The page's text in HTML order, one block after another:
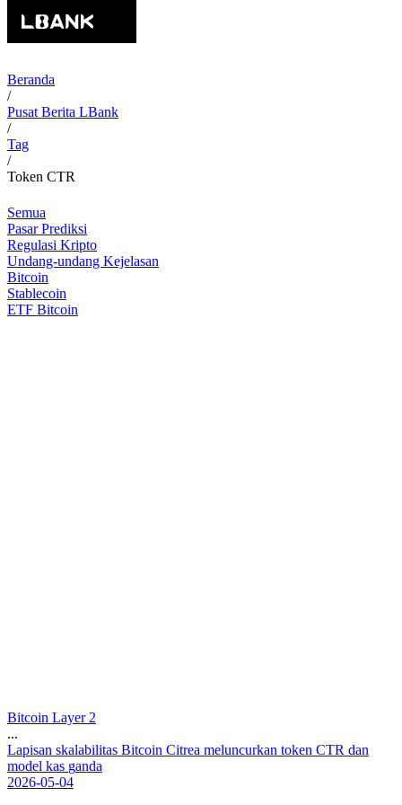
Beranda
/
Pusat Berita LBank
/
Tag
/
Token CTR
Semua
Pasar Prediksi
Regulasi Kripto
Undang-undang Kejelasan
Bitcoin
Stablecoin
ETF Bitcoin
Bitcoin Layer 2
...
Lapisan skalabilitas Bitcoin Citrea meluncurkan token CTR dan
model kas ganda
2026-05-04